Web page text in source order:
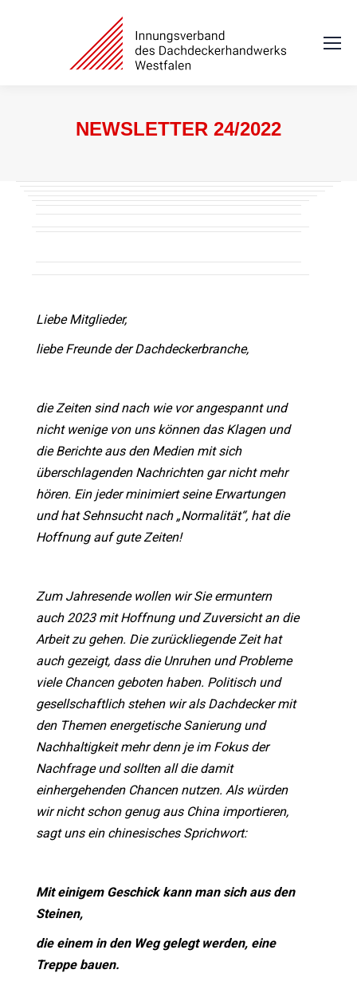
NEWSLETTER 24/2022
Liebe Mitglieder,
liebe Freunde der Dachdeckerbranche,
die Zeiten sind nach wie vor angespannt und
nicht wenige von uns können das Klagen und
die Berichte aus den Medien mit sich
überschlagenden Nachrichten gar nicht mehr
hören. Ein jeder minimiert seine Erwartungen
und hat Sehnsucht nach „Normalität“, hat die
Hoffnung auf gute Zeiten!
Zum Jahresende wollen wir Sie ermuntern
auch 2023 mit Hoffnung und Zuversicht an die
Arbeit zu gehen. Die zurückliegende Zeit hat
auch gezeigt, dass die Unruhen und Probleme
viele Chancen geboten haben. Politisch und
gesellschaftlich stehen wir als Dachdecker mit
den Themen energetische Sanierung und
Nachhaltigkeit mehr denn je im Fokus der
Nachfrage und sollten all die damit
einhergehenden Chancen nutzen. Als würden
wir nicht schon genug aus China importieren,
sagt uns ein chinesisches Sprichwort:
Mit einigem Geschick kann man sich aus den
Steinen,
die einem in den Weg gelegt werden, eine
Treppe bauen.